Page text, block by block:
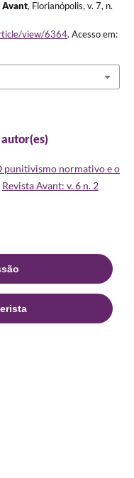
Avant, Florianópolis, v. 7, n.
view/6364. Acesso em:
punitivismo normativo e o
Revista Avant: v. 6 n. 2